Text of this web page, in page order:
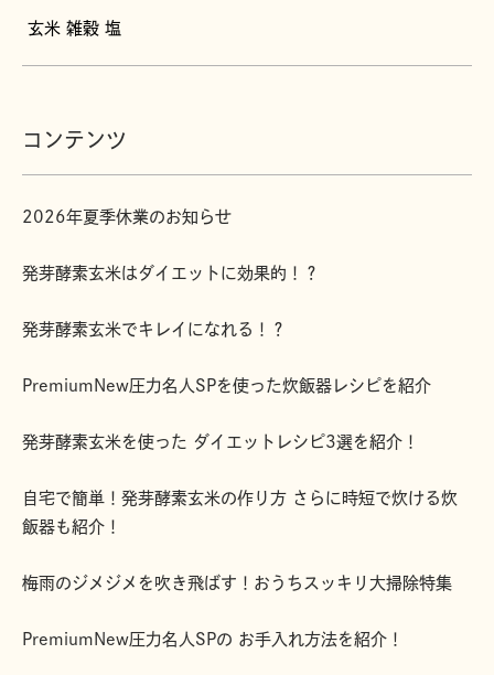
玄米 雑穀 塩
コンテンツ
2026年夏季休業のお知らせ
発芽酵素玄米はダイエットに効果的！？
発芽酵素玄米でキレイになれる！？
PremiumNew圧力名人SPを使った炊飯器レシピを紹介
発芽酵素玄米を使った ダイエットレシピ3選を紹介！
自宅で簡単！発芽酵素玄米の作り方 さらに時短で炊ける炊
飯器も紹介！
梅雨のジメジメを吹き飛ばす！おうちスッキリ大掃除特集
PremiumNew圧力名人SPの お手入れ方法を紹介！